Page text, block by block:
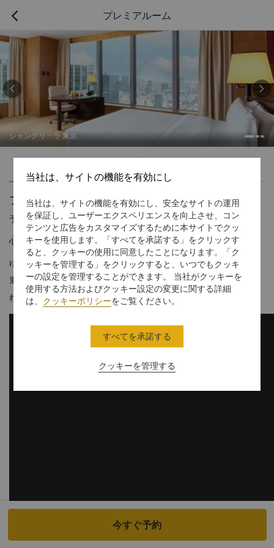
 プレミアルーム
シャングリ・ラ 東京
 
プレミアルーム
予約受付窓口の電話番号 1 866 565 5050
心やすらぐゆったりとしたスペース
ゆったりとした広さを確保する角部屋のプレミアルームからは、
東京の壮大な眺望をお楽しみいただけます。プライバシーが守ら
れた空間で、ゆっくりくつろぎの時間をお過ごしください。
今すぐ予約
当社は、サイトの機能を有効にし
当社は、サイトの機能を有効にし、安全なサイトの運用
を保証し、ユーザーエクスペリエンスを向上させ、コン
テンツと広告をカスタマイズするために本サイトでクッ
キーを使用します。「すべてを承諾する」をクリックす
ると、クッキーの使用に同意したことになります。「ク
ッキーを管理する」をクリックすると、いつでもクッキ
ーの設定を管理することができます。 当社がクッキーを
使用する方法およびクッキー設定の変更に関する詳細
は、 クッキーポリシーをご覧ください。
クッキーを管理する
すべてを承諾する